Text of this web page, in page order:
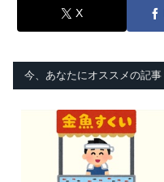
X
今、あなたにオススメの記事